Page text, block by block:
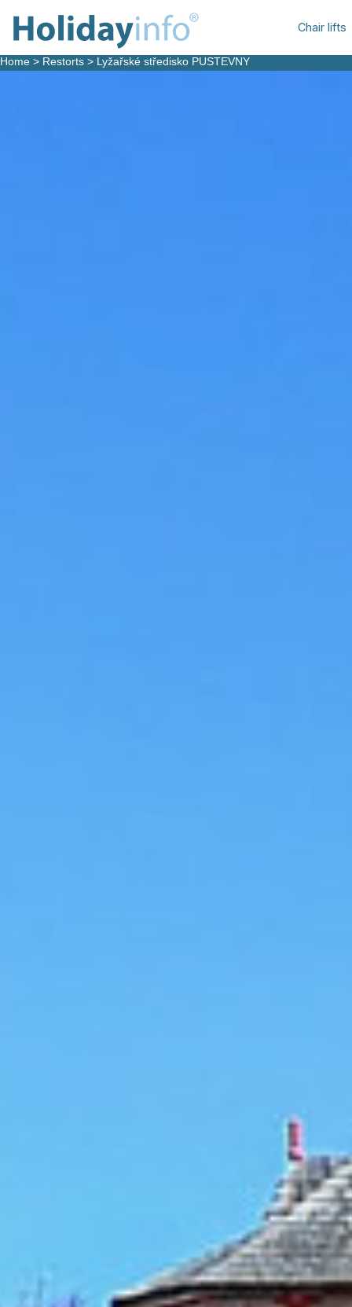
Chair lifts
Home > Restorts > Lyžařské středisko PUSTEVNY